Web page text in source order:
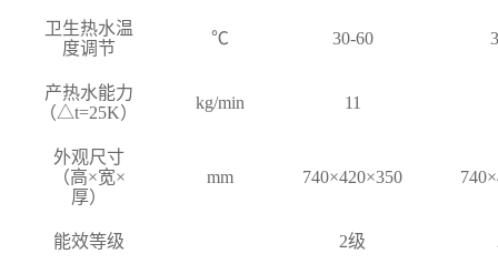
卫生热水温
度调节
℃ 30-60
产热水能力
（△t=25K）
kg/min 11
外观尺寸
（高×宽×
厚）
mm 740×420×350
能效等级 2级